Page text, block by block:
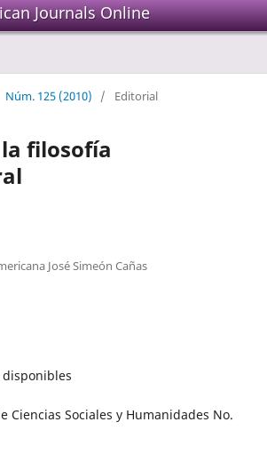
Journals Online
Núm. 125 (2010) / Editorial
filosofía
José Simeón Cañas
Ciencias Sociales y Humanidades No.